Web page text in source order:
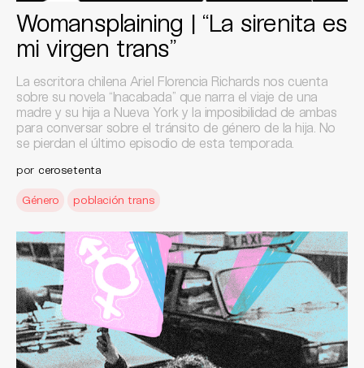
Womansplaining | “La sirenita es
mi virgen trans”
La escritora chilena Ariel Florencia Richards nos cuenta
sobre su novela “Inacabada” que narra el viaje de una
madre y su hija a Nueva York y la imposibilidad de ambas
para conversar sobre el tránsito de género de la hija. No
se pierdan el último episodio de esta temporada.
por cerosetenta
Género población trans